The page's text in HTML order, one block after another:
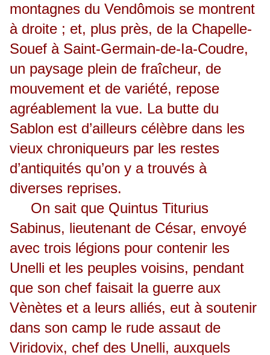
montagnes du Vendômois se montrent
à droite ; et, plus près, de la Chapelle-
Souef à Saint-Germain-de-Ia-Coudre,
un paysage plein de fraîcheur, de
mouvement et de variété, repose
agréablement la vue. La butte du
Sablon est d’ailleurs célèbre dans les
vieux chroniqueurs par les restes
d’antiquités qu’on y a trouvés à
diverses reprises.
On sait que Quintus Titurius
Sabinus, lieutenant de César, envoyé
avec trois légions pour contenir les
Unelli et les peuples voisins, pendant
que son chef faisait la guerre aux
Vènètes et a leurs alliés, eut à soutenir
dans son camp le rude assaut de
Viridovix, chef des Unelli, auxquels